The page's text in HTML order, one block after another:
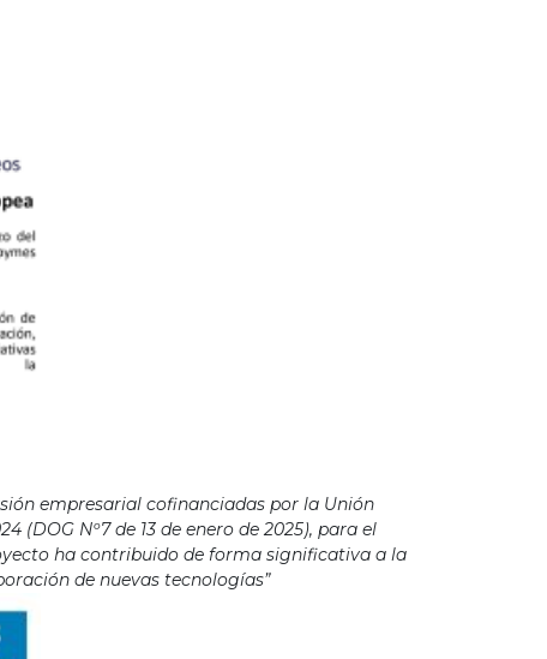
empresarial cofinanciadas por la Unión
(DOG Nº7 de 13 de enero de 2025), para el
ha contribuido de forma significativa a la
de nuevas tecnologías”